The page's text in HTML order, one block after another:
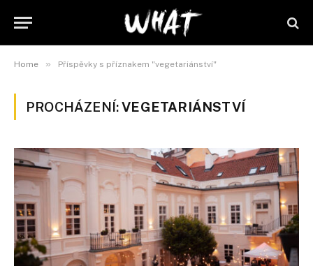
Home » Příspěvky s příznakem "vegetariánství"
PROCHÁZENÍ:VEGETARIÁNSTVÍ